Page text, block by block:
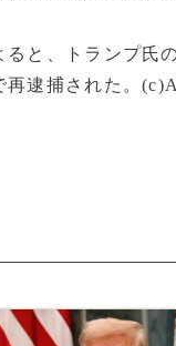
ると、トランプ氏
再逮捕された。